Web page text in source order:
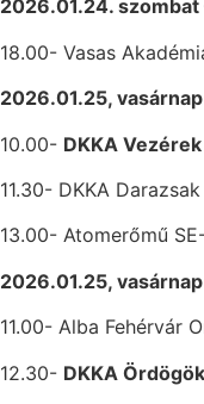
2026.01.24. szombat
18.00- Vasas
2026.01.25,
10.00- DKKA Vezérek
11.30- DKKA
13.00- Atomerőmű
2026.01.25,
11.00- Alba Fehérvár
12.30- DKKA Ördögök